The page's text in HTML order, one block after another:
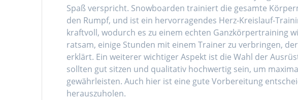
Spaß verspricht. Snowboarden trainiert die gesamte
den Rumpf, und ist ein hervorragendes Herz-Kreislauf-
kraftvoll, wodurch es zu einem echten Ganzkörpertraining
ratsam, einige Stunden mit einem Trainer zu verbringen,
erklärt. Ein weiterer wichtiger Aspekt ist die Wahl der
sollten gut sitzen und qualitativ hochwertig sein, um
gewährleisten. Auch hier ist eine gute Vorbereitung
herauszuholen.